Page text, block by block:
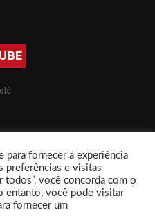
para fornecer a experiência
preferências e visitas
todos”, você concorda com o
entanto, você pode visitar
fornecer um